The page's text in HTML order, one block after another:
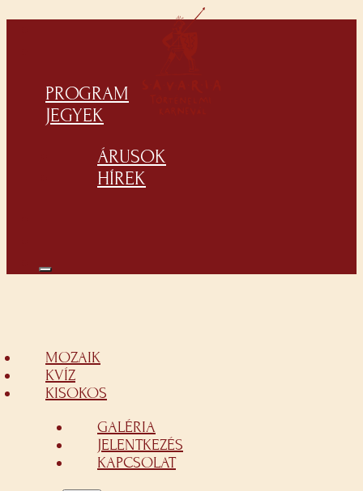
PROGRAM
JEGYEK
ÁRUSOK
HÍREK
MOZAIK
KVÍZ
KISOKOS
GALÉRIA
JELENTKEZÉS
KAPCSOLAT